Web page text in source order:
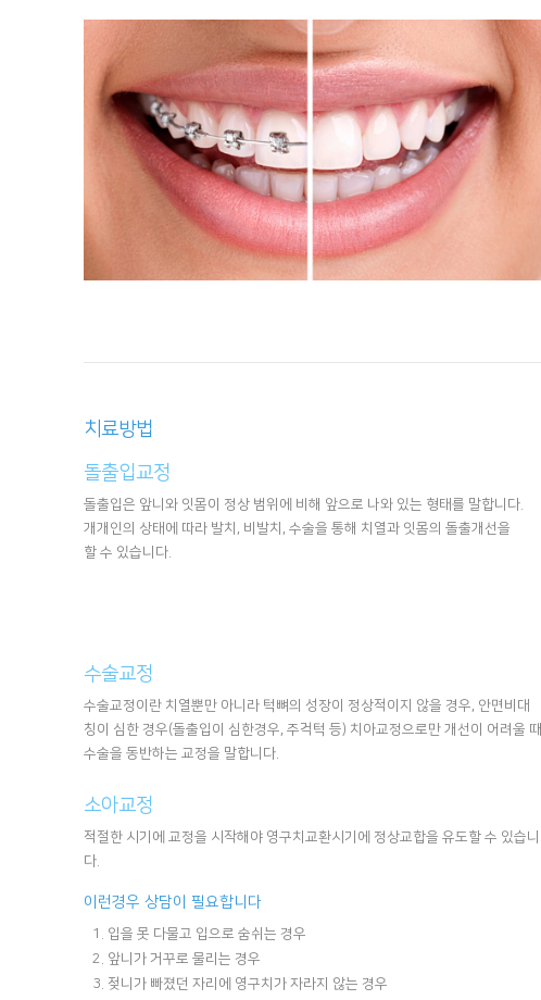
치료방법
돌출입교정
돌출입은 앞니와 잇몸이 정상 범위에 비해 앞으로 나와 있는 형태를 말합니다.
개개인의 상태에 따라 발치, 비발치, 수술을 통해 치열과 잇몸의 돌출개선을
할 수 있습니다.
수술교정
수술교정이란 치열뿐만 아니라 턱뼈의 성장이 정상적이지 않을 경우, 안면비대
칭이 심한 경우(돌출입이 심한경우, 주걱턱 등) 치아교정으로만 개선이 어려울 때
수술을 동반하는 교정을 말합니다.
소아교정
적절한 시기에 교정을 시작해야 영구치교환시기에 정상교합을 유도할 수 있습니
다.
이런경우 상담이 필요합니다
입을 못 다물고 입으로 숨쉬는 경우
앞니가 거꾸로 물리는 경우
젖니가 빠졌던 자리에 영구치가 자라지 않는 경우